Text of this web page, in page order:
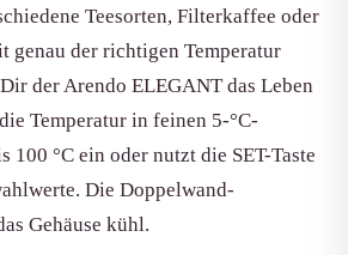
Teesorten, Filterkaffee oder
genau der richtigen Temperatur
der Arendo ELEGANT das Leben
Temperatur in feinen 5-°C-
100 °C ein oder nutzt die SET-Taste
Die Doppelwand-
Gehäuse kühl.